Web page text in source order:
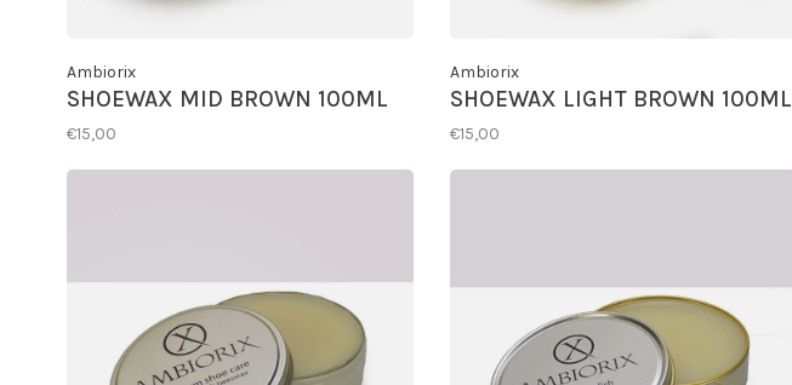
Ambiorix
SHOEWAX MID BROWN 100ML
€15,00
Ambiorix
SHOEWAX LIGHT BROWN 100ML
€15,00